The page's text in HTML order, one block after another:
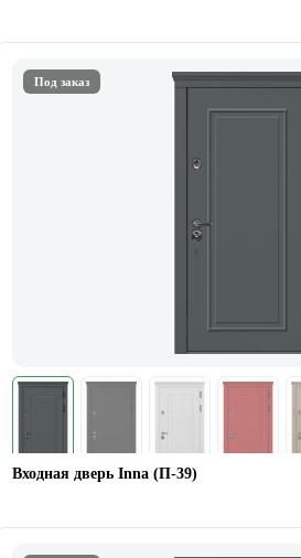
Под заказ
Входная дверь Inna (П-39)